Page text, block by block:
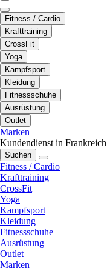
Fitness / Cardio
Krafttraining
CrossFit
Yoga
Kampfsport
Kleidung
Fitnessschuhe
Ausrüstung
Outlet
Marken
Kundendienst in Frankreich
Suchen
Fitness / Cardio
Krafttraining
CrossFit
Yoga
Kampfsport
Kleidung
Fitnessschuhe
Ausrüstung
Outlet
Marken